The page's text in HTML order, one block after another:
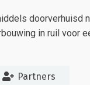
doorverhuisd
in ruil voor
Partners